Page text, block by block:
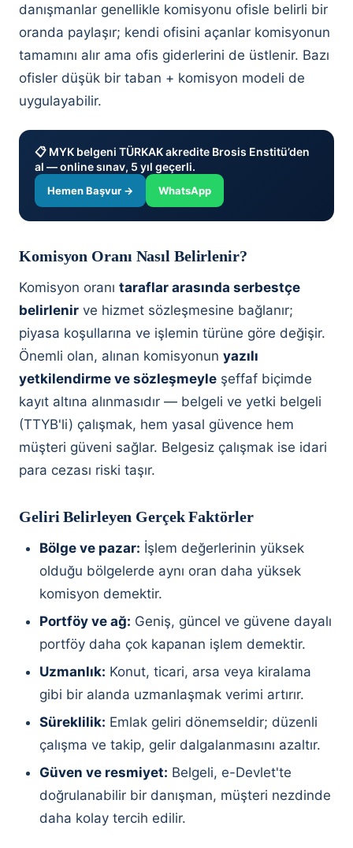
danışmanlar genellikle komisyonu ofisle belirli bir
oranda paylaşır; kendi ofisini açanlar komisyonun
tamamını alır ama ofis giderlerini de üstlenir. Bazı
ofisler düşük bir taban + komisyon modeli de
uygulayabilir.
📋 MYK belgeni TÜRKAK akredite Brosis Enstitü’den
al — online sınav, 5 yıl geçerli.
Hemen Başvur → WhatsApp
Komisyon Oranı Nasıl Belirlenir?
Komisyon oranı taraflar arasında serbestçe
belirlenir ve hizmet sözleşmesine bağlanır;
piyasa koşullarına ve işlemin türüne göre değişir.
Önemli olan, alınan komisyonun yazılı
yetkilendirme ve sözleşmeyle şeffaf biçimde
kayıt altına alınmasıdır — belgeli ve yetki belgeli
(TTYB'li) çalışmak, hem yasal güvence hem
müşteri güveni sağlar. Belgesiz çalışmak ise idari
para cezası riski taşır.
Geliri Belirleyen Gerçek Faktörler
Bölge ve pazar: İşlem değerlerinin yüksek
olduğu bölgelerde aynı oran daha yüksek
komisyon demektir.
Portföy ve ağ: Geniş, güncel ve güvene dayalı
portföy daha çok kapanan işlem demektir.
Uzmanlık: Konut, ticari, arsa veya kiralama
gibi bir alanda uzmanlaşmak verimi artırır.
Süreklilik: Emlak geliri dönemseldir; düzenli
çalışma ve takip, gelir dalgalanmasını azaltır.
Güven ve resmiyet: Belgeli, e-Devlet'te
doğrulanabilir bir danışman, müşteri nezdinde
daha kolay tercih edilir.